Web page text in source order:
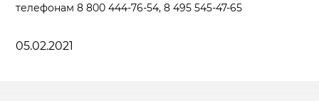
телефонам 8 800 444-76-54, 8 495 545-47-65
05.02.2021